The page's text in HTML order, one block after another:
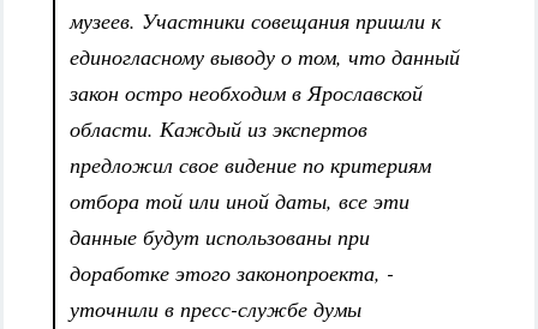
музеев. Участники совещания пришли к
единогласному выводу о том, что данный
закон остро необходим в Ярославской
области. Каждый из экспертов
предложил свое видение по критериям
отбора той или иной даты, все эти
данные будут использованы при
доработке этого законопроекта, -
уточнили в пресс-службе думы